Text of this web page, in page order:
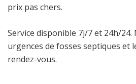
prix pas chers.
Service disponible 7j/7 et 24h/24.
urgences de fosses septiques et
rendez-vous.